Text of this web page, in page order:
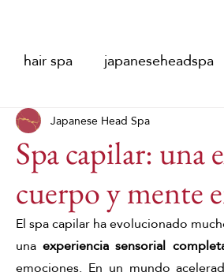
hair spa japaneseheadspa
estres Festival de Málaga
Woman CUIDADO
Spa Málaga Head spa en
Spa capilar: una
cuerpo y mente
Japanese Head Spa
El spa capilar ha evolucionado
una experiencia sensorial